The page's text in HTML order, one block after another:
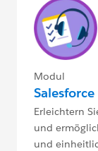
Modul
Erleichtern
und
und